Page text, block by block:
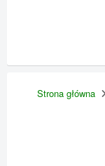
Strona główna